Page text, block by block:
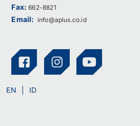
Fax:662-8821
Email: info@aplus.co.id
EN ID